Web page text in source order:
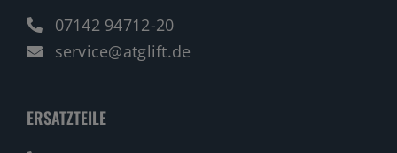
07142 94712-20
service@atglift.de
ERSATZTEILE